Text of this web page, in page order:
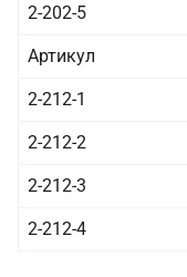
2-202-5
Артикул
2-212-1
2-212-2
2-212-3
2-212-4